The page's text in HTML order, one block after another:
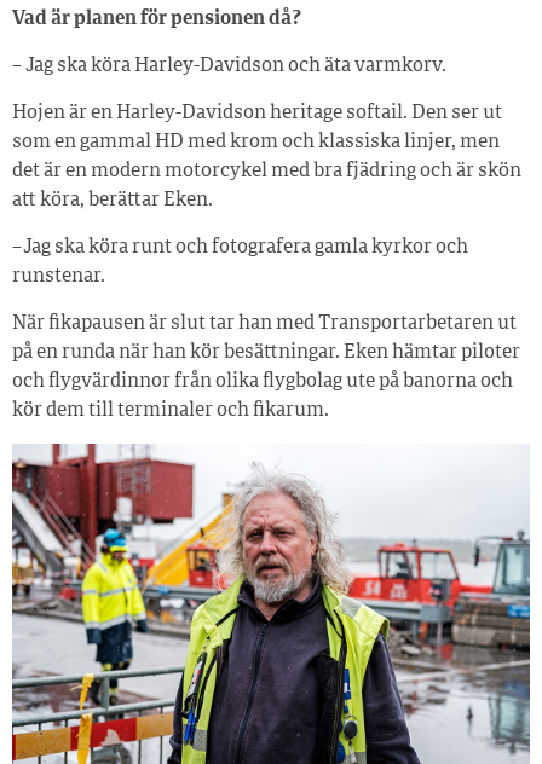
Vad är planen för pensionen då?
– Jag ska köra Harley-Davidson och äta varmkorv.
Hojen är en Harley-Davidson heritage softail. Den ser ut
som en gammal HD med krom och klassiska linjer, men
det är en modern motorcykel med bra fjädring och är skön
att köra, berättar Eken.
– Jag ska köra runt och fotografera gamla kyrkor och
runstenar.
När fikapausen är slut tar han med Transportarbetaren ut
på en runda när han kör besättningar. Eken hämtar piloter
och flygvärdinnor från olika flygbolag ute på banorna och
kör dem till terminaler och fikarum.